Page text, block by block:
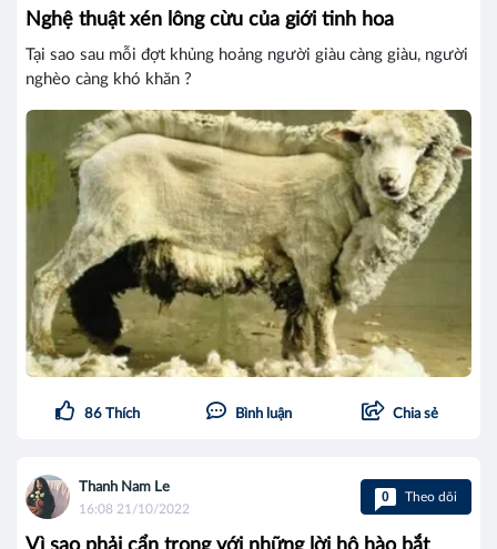
Nghệ thuật xén lông cừu của giới tinh hoa
Tại sao sau mỗi đợt khủng hoảng người giàu càng giàu, người
nghèo càng khó khăn ?
86 Thích Bình luận Chia sẻ
Thanh Nam Le
16:08 21/10/2022
0 Theo dõi